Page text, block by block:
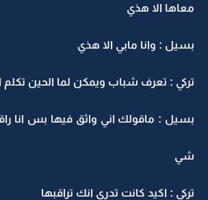
معاها الا هذي
بسيل : وانا مابي الا هذي
تركي : تعرف شباب ويمكن لما الحين
بسيل : ماقولك اني واثق فيها بس انا
شي
تركي : اكيد كانت تدري انك تراقبها